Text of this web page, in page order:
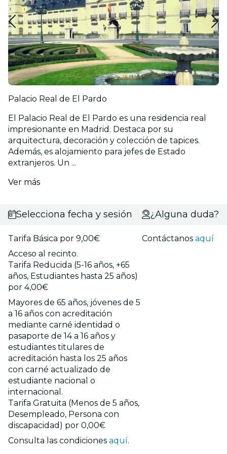
Palacio Real de El Pardo
El Palacio Real de El Pardo es una residencia real
impresionante en Madrid. Destaca por su
arquitectura, decoración y colección de tapices.
Además, es alojamiento para jefes de Estado
extranjeros. Un ...
Ver más
Selecciona fecha y sesión
Tarifa Básica por 9,00€
Acceso al recinto.
Tarifa Reducida (5-16 años, +65
años, Estudiantes hasta 25 años)
por 4,00€
Mayores de 65 años, jóvenes de 5
a 16 años con acreditación
mediante carné identidad o
pasaporte de 14 a 16 años y
estudiantes titulares de
acreditación hasta los 25 años
con carné actualizado de
estudiante nacional o
internacional.
Tarifa Gratuita (Menos de 5 años,
Desempleado, Persona con
discapacidad) por 0,00€
Consulta las condiciones aquí.
¿Alguna duda?
Contáctanosaquí